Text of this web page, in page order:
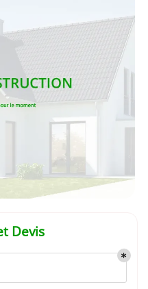
nos propositions commerciales à
vous désinscrire à tout moment en
Devis